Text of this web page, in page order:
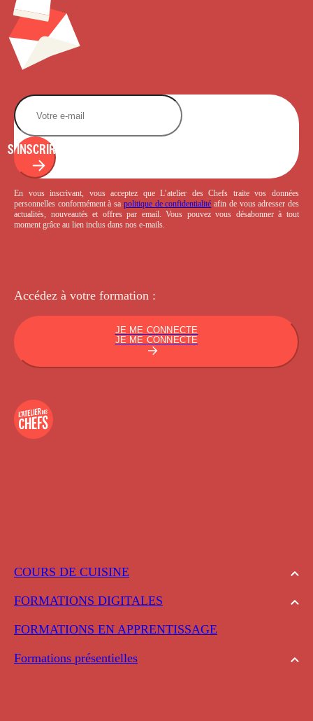
COURS DE CUISINE
FORMATIONS DIGITALES
FORMATIONS EN APPRENTISSAGE
Formations présentielles
S'INSCRIRE
En vous inscrivant, vous acceptez que L’atelier des Chefs traite vos données
personnelles conformément à sa politique de confidentialité afin de vous adresser des
actualités, nouveautés et offres par email. Vous pouvez vous désabonner à tout
moment grâce au lien inclus dans nos e-mails.
Accédez à votre formation :
JE ME CONNECTE
JE ME CONNECTE